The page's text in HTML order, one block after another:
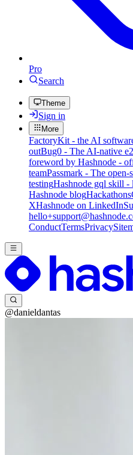
Pro
Search
Theme
Sign in
More
FactoryKit - the AI
outBug0 - The AI-native
foreword by Hashnode -
teamPassmark - The
testingHashnode gql skill -
Hashnode blogHackathons
XHashnode on LinkedIn
ConductTermsPrivacy
@danieldantas